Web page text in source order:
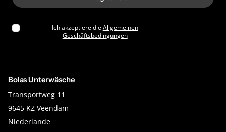
Ich akzeptiere dieAllgemeinen
Geschäftsbedingungen
Bolas Unterwäsche
Transportweg 11
9645 KZ Veendam
Niederlande